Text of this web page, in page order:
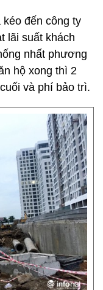
đến công ty
lãi suất khách
nhất phương
hộ xong thì 2
và phí bảo trì.